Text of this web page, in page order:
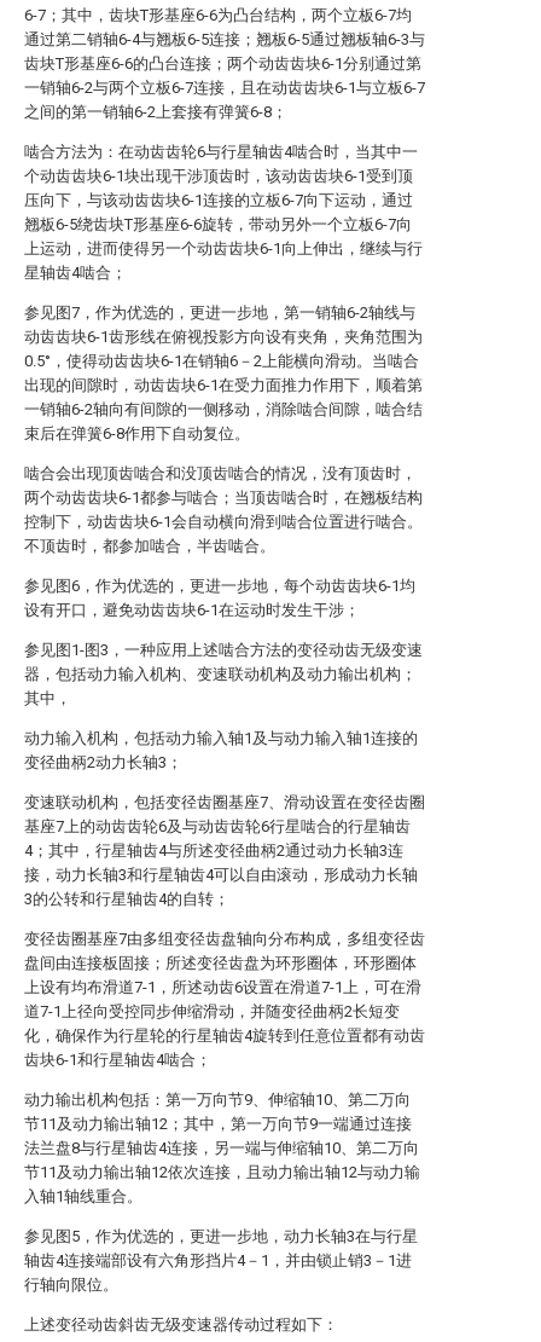
6-7；其中，齿块T形基座6-6为凸台结构，两个立板6-7均
通过第二销轴6-4与翘板6-5连接；翘板6-5通过翘板轴6-3与
齿块T形基座6-6的凸台连接；两个动齿齿块6-1分别通过第
一销轴6-2与两个立板6-7连接，且在动齿齿块6-1与立板6-7
之间的第一销轴6-2上套接有弹簧6-8；
啮合方法为：在动齿齿轮6与行星轴齿4啮合时，当其中一
个动齿齿块6-1块出现干涉顶齿时，该动齿齿块6-1受到顶
压向下，与该动齿齿块6-1连接的立板6-7向下运动，通过
翘板6-5绕齿块T形基座6-6旋转，带动另外一个立板6-7向
上运动，进而使得另一个动齿齿块6-1向上伸出，继续与行
星轴齿4啮合；
参见图7，作为优选的，更进一步地，第一销轴6-2轴线与
动齿齿块6-1齿形线在俯视投影方向设有夹角，夹角范围为
0.5°，使得动齿齿块6-1在销轴6－2上能横向滑动。当啮合
出现的间隙时，动齿齿块6-1在受力面推力作用下，顺着第
一销轴6-2轴向有间隙的一侧移动，消除啮合间隙，啮合结
束后在弹簧6-8作用下自动复位。
啮合会出现顶齿啮合和没顶齿啮合的情况，没有顶齿时，
两个动齿齿块6-1都参与啮合；当顶齿啮合时，在翘板结构
控制下，动齿齿块6-1会自动横向滑到啮合位置进行啮合。
不顶齿时，都参加啮合，半齿啮合。
参见图6，作为优选的，更进一步地，每个动齿齿块6-1均
设有开口，避免动齿齿块6-1在运动时发生干涉；
参见图1-图3，一种应用上述啮合方法的变径动齿无级变速
器，包括动力输入机构、变速联动机构及动力输出机构；
其中，
动力输入机构，包括动力输入轴1及与动力输入轴1连接的
变径曲柄2动力长轴3；
变速联动机构，包括变径齿圈基座7、滑动设置在变径齿圈
基座7上的动齿齿轮6及与动齿齿轮6行星啮合的行星轴齿
4；其中，行星轴齿4与所述变径曲柄2通过动力长轴3连
接，动力长轴3和行星轴齿4可以自由滚动，形成动力长轴
3的公转和行星轴齿4的自转；
变径齿圈基座7由多组变径齿盘轴向分布构成，多组变径齿
盘间由连接板固接；所述变径齿盘为环形圈体，环形圈体
上设有均布滑道7-1，所述动齿6设置在滑道7-1上，可在滑
道7-1上径向受控同步伸缩滑动，并随变径曲柄2长短变
化，确保作为行星轮的行星轴齿4旋转到任意位置都有动齿
齿块6-1和行星轴齿4啮合；
动力输出机构包括：第一万向节9、伸缩轴10、第二万向
节11及动力输出轴12；其中，第一万向节9一端通过连接
法兰盘8与行星轴齿4连接，另一端与伸缩轴10、第二万向
节11及动力输出轴12依次连接，且动力输出轴12与动力输
入轴1轴线重合。
参见图5，作为优选的，更进一步地，动力长轴3在与行星
轴齿4连接端部设有六角形挡片4－1，并由锁止销3－1进
行轴向限位。
上述变径动齿斜齿无级变速器传动过程如下：